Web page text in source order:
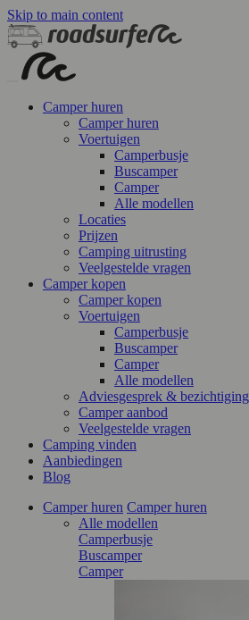
Skip to main content
Camper huren
Camper huren
Voertuigen
Camperbusje
Buscamper
Camper
Alle modellen
Locaties
Prijzen
Camping uitrusting
Veelgestelde vragen
Camper kopen
Camper kopen
Voertuigen
Camperbusje
Buscamper
Camper
Alle modellen
Adviesgesprek & bezichtiging
Camper aanbod
Veelgestelde vragen
Camping vinden
Aanbiedingen
Blog
Camper huren Camper huren
Alle modellen
Camperbusje
Buscamper
Camper